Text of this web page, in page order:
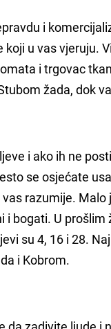
i
u vas vjeruju.
i trgovac
žada, dok
i ako ih ne
se osjećate
razumije.
bogati. U
su 4, 16 i 28.
i Kobrom.